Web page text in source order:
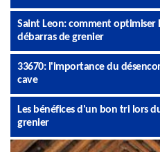
Saint Leon: comment optimiser
débarras de grenier
33670: l'importance du
cave
Les bénéfices d'un bon tri lors
grenier